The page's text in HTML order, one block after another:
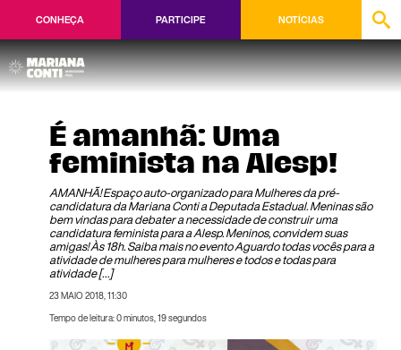
CONHEÇA PARTICIPE NOTÍCIAS
É amanhã: Uma
feminista na Alesp!
AMANHÃ! Espaço auto-organizado para Mulheres da pré-
candidatura da Mariana Conti a Deputada Estadual. Meninas são
bem vindas para debater a necessidade de construir uma
candidatura feminista para a Alesp. Meninos, convidem suas
amigas! Às 18h. Saiba mais no evento Aguardo todas vocês para a
atividade de mulheres para mulheres e todos e todas para
atividade […]
23 MAIO 2018, 11:30
Tempo de leitura: 0 minutos, 19 segundos